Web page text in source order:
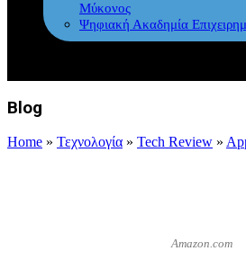
Μύκονος
Ψηφιακή Ακαδημία
Blog
Home » Τεχνολογία » Tech Review »
Amazon.com